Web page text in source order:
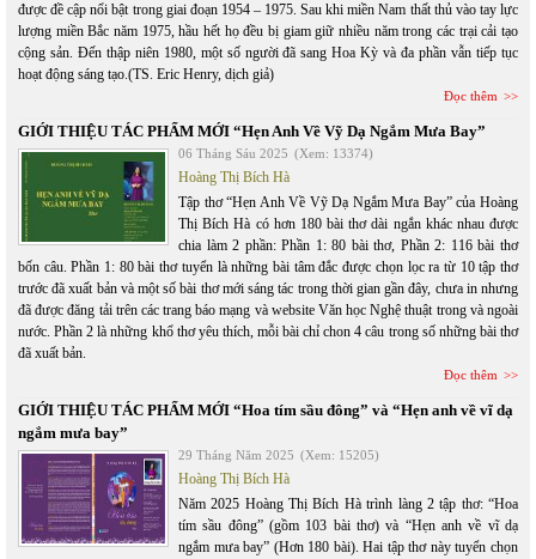
được đề cập nổi bật trong giai đoạn 1954 – 1975. Sau khi miền Nam thất thủ vào tay lực
lượng miền Bắc năm 1975, hầu hết họ đều bị giam giữ nhiều năm trong các trại cải tạo
cộng sản. Đến thập niên 1980, một số người đã sang Hoa Kỳ và đa phần vẫn tiếp tục
hoạt động sáng tạo.(TS. Eric Henry, dịch giả)
Đọc thêm
GIỚI THIỆU TÁC PHẨM MỚI “Hẹn Anh Về Vỹ Dạ Ngắm Mưa Bay”
06 Tháng Sáu 2025 (Xem: 13374)
Hoàng Thị Bích Hà
Tập thơ “Hẹn Anh Về Vỹ Dạ Ngắm Mưa Bay” của Hoàng
Thị Bích Hà có hơn 180 bài thơ dài ngắn khác nhau được
chia làm 2 phần: Phần 1: 80 bài thơ, Phần 2: 116 bài thơ
bốn câu. Phần 1: 80 bài thơ tuyển là những bài tâm đắc được chọn lọc ra từ 10 tập thơ
trước đã xuất bản và một số bài thơ mới sáng tác trong thời gian gần đây, chưa in nhưng
đã được đăng tải trên các trang báo mạng và website Văn học Nghệ thuật trong và ngoài
nước. Phần 2 là những khổ thơ yêu thích, mỗi bài chỉ chon 4 câu trong số những bài thơ
đã xuất bản.
Đọc thêm
GIỚI THIỆU TÁC PHẨM MỚI “Hoa tím sầu đông” và “Hẹn anh về vĩ dạ
ngắm mưa bay”
29 Tháng Năm 2025 (Xem: 15205)
Hoàng Thị Bích Hà
Năm 2025 Hoàng Thị Bích Hà trình làng 2 tập thơ: “Hoa
tím sầu đông” (gồm 103 bài thơ) và “Hẹn anh về vĩ dạ
ngắm mưa bay” (Hơn 180 bài). Hai tập thơ này tuyển chọn